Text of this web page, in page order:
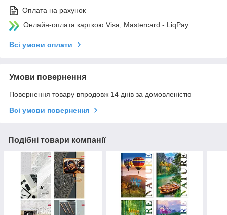
Оплата на рахунок
Онлайн-оплата карткою Visa, Mastercard - LiqPay
Всі умови оплати
Умови повернення
Повернення товару впродовж 14 днів за домовленістю
Всі умови повернення
Подібні товари компанії